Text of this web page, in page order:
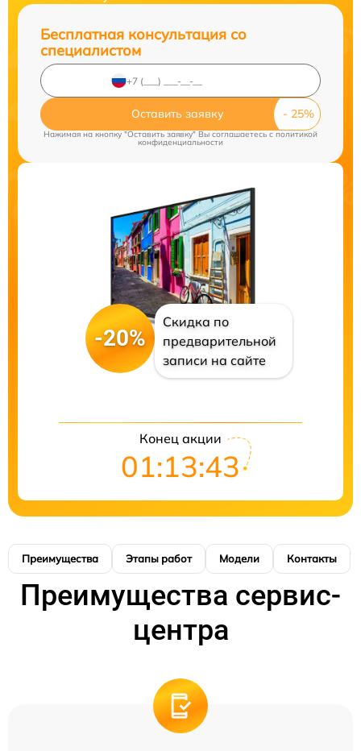
Бесплатная консультация со
специалистом
Оставить заявку
Нажимая на кнопку "Оставить заявку" Вы соглашаетесь c политикой
конфиденциальности
-20%
Скидка по
предварительной
записи на сайте
Конец акции
01:13:42
Преимущества Этапы работ Модели Контакты
Преимущества сервис-
центра